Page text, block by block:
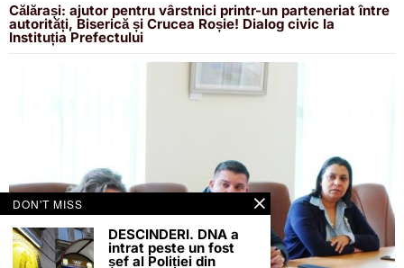
Călărași: ajutor pentru vârstnici printr-un parteneriat între
autorități, Biserică și Crucea Roșie! Dialog civic la
Instituția Prefectului
DON'T MISS
DESCINDERI. DNA a
intrat peste un fost
șef al Poliției din